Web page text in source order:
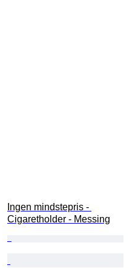
Ingen mindstepris -
Cigaretholder - Messing